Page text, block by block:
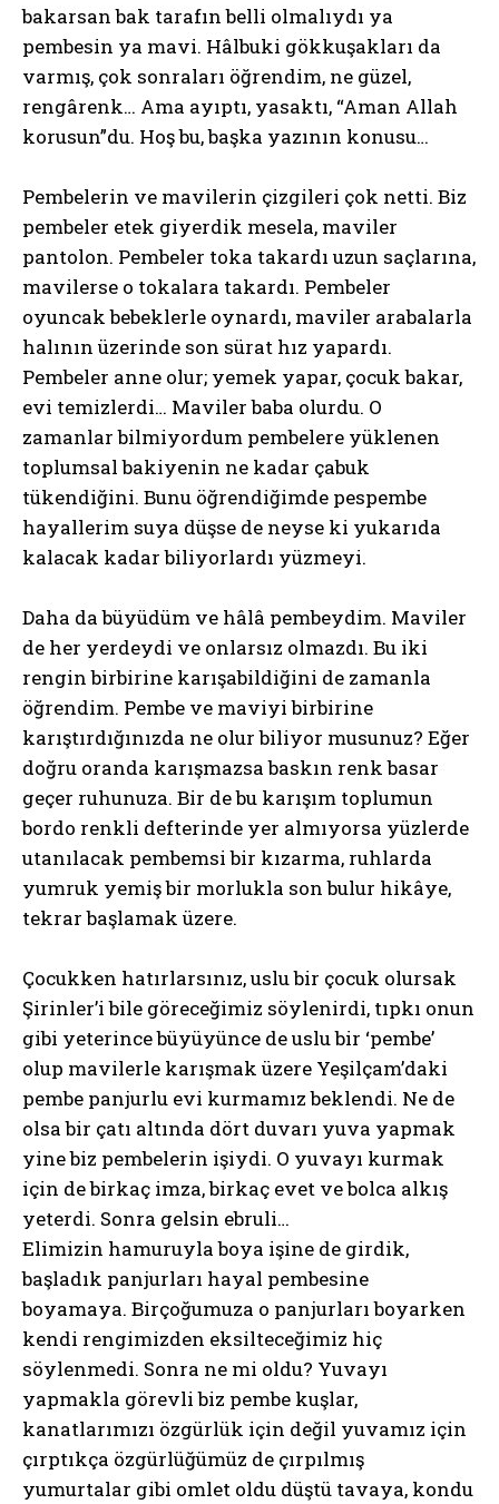
bakarsan bak tarafın belli olmalıydı ya
pembesin ya mavi. Hâlbuki gökkuşakları da
varmış, çok sonraları öğrendim, ne güzel,
rengârenk… Ama ayıptı, yasaktı, “Aman Allah
korusun”du. Hoş bu, başka yazının konusu…
Pembelerin ve mavilerin çizgileri çok netti. Biz
pembeler etek giyerdik mesela, maviler
pantolon. Pembeler toka takardı uzun saçlarına,
mavilerse o tokalara takardı. Pembeler
oyuncak bebeklerle oynardı, maviler arabalarla
halının üzerinde son sürat hız yapardı.
Pembeler anne olur; yemek yapar, çocuk bakar,
evi temizlerdi… Maviler baba olurdu. O
zamanlar bilmiyordum pembelere yüklenen
toplumsal bakiyenin ne kadar çabuk
tükendiğini. Bunu öğrendiğimde pespembe
hayallerim suya düşse de neyse ki yukarıda
kalacak kadar biliyorlardı yüzmeyi.
Daha da büyüdüm ve hâlâ pembeydim. Maviler
de her yerdeydi ve onlarsız olmazdı. Bu iki
rengin birbirine karışabildiğini de zamanla
öğrendim. Pembe ve maviyi birbirine
karıştırdığınızda ne olur biliyor musunuz? Eğer
doğru oranda karışmazsa baskın renk basar
geçer ruhunuza. Bir de bu karışım toplumun
bordo renkli defterinde yer almıyorsa yüzlerde
utanılacak pembemsi bir kızarma, ruhlarda
yumruk yemiş bir morlukla son bulur hikâye,
tekrar başlamak üzere.
Çocukken hatırlarsınız, uslu bir çocuk olursak
Şirinler’i bile göreceğimiz söylenirdi, tıpkı onun
gibi yeterince büyüyünce de uslu bir ‘pembe’
olup mavilerle karışmak üzere Yeşilçam’daki
pembe panjurlu evi kurmamız beklendi. Ne de
olsa bir çatı altında dört duvarı yuva yapmak
yine biz pembelerin işiydi. O yuvayı kurmak
için de birkaç imza, birkaç evet ve bolca alkış
yeterdi. Sonra gelsin ebruli…
Elimizin hamuruyla boya işine de girdik,
başladık panjurları hayal pembesine
boyamaya. Birçoğumuza o panjurları boyarken
kendi rengimizden eksilteceğimiz hiç
söylenmedi. Sonra ne mi oldu? Yuvayı
yapmakla görevli biz pembe kuşlar,
kanatlarımızı özgürlük için değil yuvamız için
çırptıkça özgürlüğümüz de çırpılmış
yumurtalar gibi omlet oldu düştü tavaya, kondu